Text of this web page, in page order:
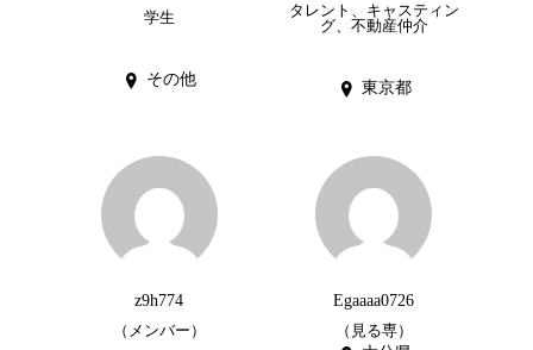
学生
その他
タレント、キャスティン
グ、不動産仲介
東京都
z9h774
（メンバー）
Egaaaa0726
（見る専）